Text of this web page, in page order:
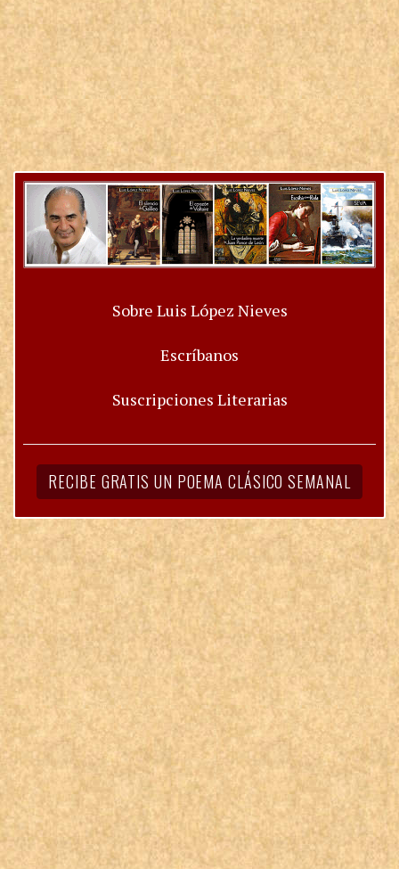
Sobre Luis López Nieves
Escríbanos
Suscripciones Literarias
RECIBE GRATIS UN POEMA CLÁSICO SEMANAL